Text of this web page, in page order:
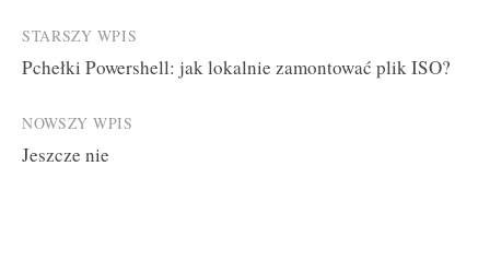
Post
navigation
STARSZY WPIS
Pchełki Powershell: jak lokalnie zamontować plik ISO?
NOWSZY WPIS
Jeszcze nie